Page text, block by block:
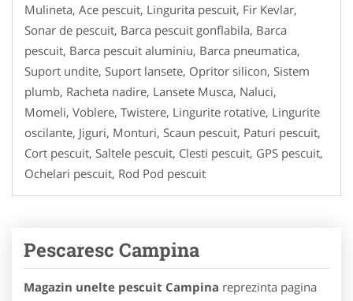
Mulineta, Ace pescuit, Lingurita pescuit, Fir Kevlar,
Sonar de pescuit, Barca pescuit gonflabila, Barca
pescuit, Barca pescuit aluminiu, Barca pneumatica,
Suport undite, Suport lansete, Opritor silicon, Sistem
plumb, Racheta nadire, Lansete Musca, Naluci,
Momeli, Voblere, Twistere, Lingurite rotative, Lingurite
oscilante, Jiguri, Monturi, Scaun pescuit, Paturi pescuit,
Cort pescuit, Saltele pescuit, Clesti pescuit, GPS pescuit,
Ochelari pescuit, Rod Pod pescuit
Pescaresc Campina
Magazin unelte pescuit Campina reprezinta pagina